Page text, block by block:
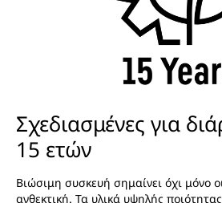
Σχεδιασμένες για
15 ετών
Βιώσιμη συσκευή σημαίνει όχι μόνο
ανθεκτική. Τα υλικά υψηλής